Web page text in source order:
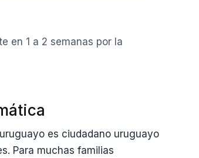
en 1 a 2 semanas por la
es ciudadano uruguayo
Para muchas familias